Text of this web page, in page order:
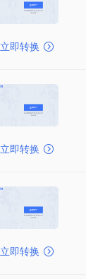
立即转换
立即转换
立即转换